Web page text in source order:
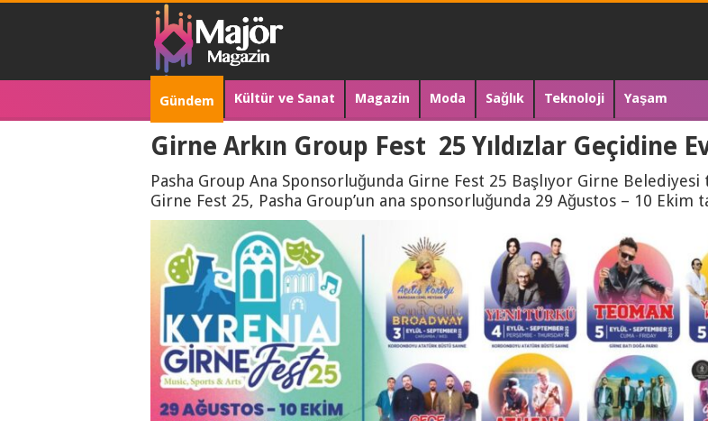
Gündem Kültür ve Sanat Magazin Moda Sağlık Teknoloji Yaşam
Girne Arkın Group Fest 25 Yıldızlar Geçidine
Pasha Group Ana Sponsorluğunda Girne Fest 25 Başlıyor Girne
Girne Fest 25, Pasha Group’un ana sponsorluğunda 29 Ağustos – 10 Ekim